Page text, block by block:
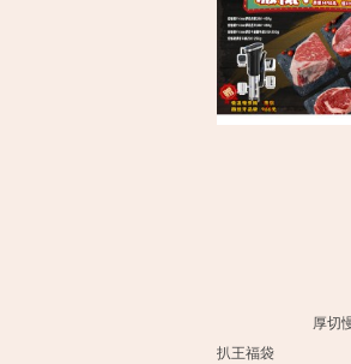
厚切
扒王福袋